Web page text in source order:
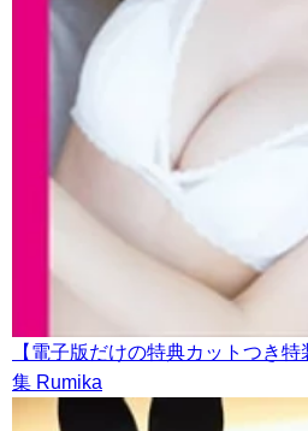
【電子版だけの特典カットつき
集 Rumika